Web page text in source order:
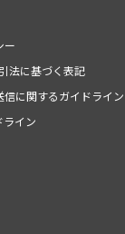
ー
法に基づく表記
信に関するガイドライン
ライン